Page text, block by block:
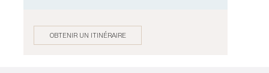
OBTENIR UN ITINÉRAIRE